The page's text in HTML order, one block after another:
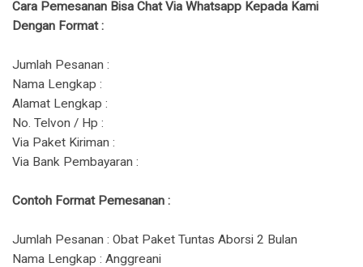
Cara Pemesanan Bisa Chat Via Whatsapp Kepada Kami
Dengan Format :
Jumlah Pesanan :
Nama Lengkap :
Alamat Lengkap :
No. Telvon / Hp :
Via Paket Kiriman :
Via Bank Pembayaran :
Contoh Format Pemesanan :
Jumlah Pesanan : Obat Paket Tuntas Aborsi 2 Bulan
Nama Lengkap : Anggreani